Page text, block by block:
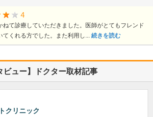
4
ねて診療していただきました。医師がとてもフレンド
てくれる方でした。また利用し... 続きを読む
ビュー】ドクター取材記事
クリニック